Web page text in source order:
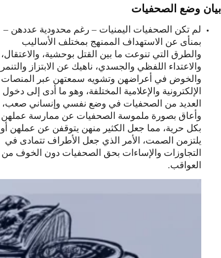
بيان وضع الصحفيات
لم تكن الصحفيات اليمنيات – رغم محدودية عددهن –
بمنأى عن الاستهداف الممنهج بمختلف الأساليب
والطرق التي تنوعت ما بين القتل بوحشية، والاعتقال،
والاعتداء اللفظي والجسدي، ناهيك عن الابتزاز والتنمر
والخوض في أعراضهن وتشويه سمعتهن عبر المنصات
الإلكترونية والإعلامية المختلفة، وهو ما أدى إلى دخول
العديد من الصحفيات في وضع نفسي وإنساني صعب،
وأعاق بصورة ملموسة الصحفيات عن ممارسة عملهن
بكل حرية، مما جعل الكثير منهن يتوقفن عن عملهن أو
يلتزمن الصمت، الأمر الذي جعل الأطراف تتمادى في
التجاوزات والإساءات بحق الصحفيات دون الخوف من
العواقب.